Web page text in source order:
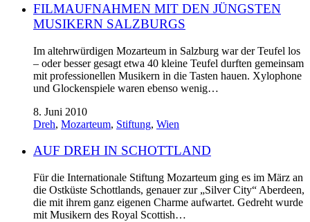
FILMAUFNAHMEN MIT DEN JÜNGSTEN
MUSIKERN SALZBURGS
Im altehrwürdigen Mozarteum in Salzburg war der Teufel los
– oder besser gesagt etwa 40 kleine Teufel durften gemeinsam
mit professionellen Musikern in die Tasten hauen. Xylophone
und Glockenspiele waren ebenso wenig…
8. Juni 2010
Dreh, Mozarteum, Stiftung, Wien
AUF DREH IN SCHOTTLAND
Für die Internationale Stiftung Mozarteum ging es im März an
die Ostküste Schottlands, genauer zur „Silver City“ Aberdeen,
die mit ihrem ganz eigenen Charme aufwartet. Gedreht wurde
mit Musikern des Royal Scottish…